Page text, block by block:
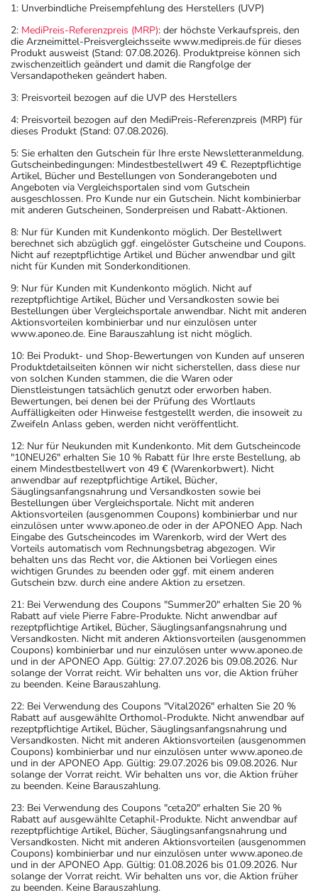
1: Unverbindliche Preisempfehlung des Herstellers (UVP)
2: MediPreis-Referenzpreis (MRP): der höchste Verkaufspreis, den
die Arzneimittel-Preisvergleichsseite www.medipreis.de für dieses
Produkt ausweist (Stand: 07.08.2026). Produktpreise können sich
zwischenzeitlich geändert und damit die Rangfolge der
Versandapotheken geändert haben.
3: Preisvorteil bezogen auf die UVP des Herstellers
4: Preisvorteil bezogen auf den MediPreis-Referenzpreis (MRP) für
dieses Produkt (Stand: 07.08.2026).
5: Sie erhalten den Gutschein für Ihre erste Newsletteranmeldung.
Gutscheinbedingungen: Mindestbestellwert 49 €. Rezeptpflichtige
Artikel, Bücher und Bestellungen von Sonderangeboten und
Angeboten via Vergleichsportalen sind vom Gutschein
ausgeschlossen. Pro Kunde nur ein Gutschein. Nicht kombinierbar
mit anderen Gutscheinen, Sonderpreisen und Rabatt-Aktionen.
8: Nur für Kunden mit Kundenkonto möglich. Der Bestellwert
berechnet sich abzüglich ggf. eingelöster Gutscheine und Coupons.
Nicht auf rezeptpflichtige Artikel und Bücher anwendbar und gilt
nicht für Kunden mit Sonderkonditionen.
9: Nur für Kunden mit Kundenkonto möglich. Nicht auf
rezeptpflichtige Artikel, Bücher und Versandkosten sowie bei
Bestellungen über Vergleichsportale anwendbar. Nicht mit anderen
Aktionsvorteilen kombinierbar und nur einzulösen unter
www.aponeo.de. Eine Barauszahlung ist nicht möglich.
10: Bei Produkt- und Shop-Bewertungen von Kunden auf unseren
Produktdetailseiten können wir nicht sicherstellen, dass diese nur
von solchen Kunden stammen, die die Waren oder
Dienstleistungen tatsächlich genutzt oder erworben haben.
Bewertungen, bei denen bei der Prüfung des Wortlauts
Auffälligkeiten oder Hinweise festgestellt werden, die insoweit zu
Zweifeln Anlass geben, werden nicht veröffentlicht.
12: Nur für Neukunden mit Kundenkonto. Mit dem Gutscheincode
"10NEU26" erhalten Sie 10 % Rabatt für Ihre erste Bestellung, ab
einem Mindestbestellwert von 49 € (Warenkorbwert). Nicht
anwendbar auf rezeptpflichtige Artikel, Bücher,
Säuglingsanfangsnahrung und Versandkosten sowie bei
Bestellungen über Vergleichsportale. Nicht mit anderen
Aktionsvorteilen (ausgenommen Coupons) kombinierbar und nur
einzulösen unter www.aponeo.de oder in der APONEO App. Nach
Eingabe des Gutscheincodes im Warenkorb, wird der Wert des
Vorteils automatisch vom Rechnungsbetrag abgezogen. Wir
behalten uns das Recht vor, die Aktionen bei Vorliegen eines
wichtigen Grundes zu beenden oder ggf. mit einem anderen
Gutschein bzw. durch eine andere Aktion zu ersetzen.
21: Bei Verwendung des Coupons "Summer20" erhalten Sie 20 %
Rabatt auf viele Pierre Fabre-Produkte. Nicht anwendbar auf
rezeptpflichtige Artikel, Bücher, Säuglingsanfangsnahrung und
Versandkosten. Nicht mit anderen Aktionsvorteilen (ausgenommen
Coupons) kombinierbar und nur einzulösen unter www.aponeo.de
und in der APONEO App. Gültig: 27.07.2026 bis 09.08.2026. Nur
solange der Vorrat reicht. Wir behalten uns vor, die Aktion früher
zu beenden. Keine Barauszahlung.
22: Bei Verwendung des Coupons "Vital2026" erhalten Sie 20 %
Rabatt auf ausgewählte Orthomol-Produkte. Nicht anwendbar auf
rezeptpflichtige Artikel, Bücher, Säuglingsanfangsnahrung und
Versandkosten. Nicht mit anderen Aktionsvorteilen (ausgenommen
Coupons) kombinierbar und nur einzulösen unter www.aponeo.de
und in der APONEO App. Gültig: 29.07.2026 bis 09.08.2026. Nur
solange der Vorrat reicht. Wir behalten uns vor, die Aktion früher
zu beenden. Keine Barauszahlung.
23: Bei Verwendung des Coupons "ceta20" erhalten Sie 20 %
Rabatt auf ausgewählte Cetaphil-Produkte. Nicht anwendbar auf
rezeptpflichtige Artikel, Bücher, Säuglingsanfangsnahrung und
Versandkosten. Nicht mit anderen Aktionsvorteilen (ausgenommen
Coupons) kombinierbar und nur einzulösen unter www.aponeo.de
und in der APONEO App. Gültig: 01.08.2026 bis 01.09.2026. Nur
solange der Vorrat reicht. Wir behalten uns vor, die Aktion früher
zu beenden. Keine Barauszahlung.